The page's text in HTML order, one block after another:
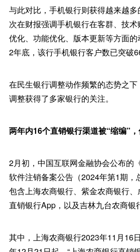
与此对比，手机银行则获得越来越
次在财报强调手机银行在客群、技
优化、功能优化、版本更新等方面
2年底，该行手机银行客户数已突破
在民生银行调整动作频繁的态势之
调整获得了多家银行的关注。
两年内16个直销银行渠道被“缩编”
2月初，中国互联网金融协会公布的
软件注销备案公告（2024年第1期，
包含上海农商银行、紫金农商银行
直销银行App，以及吉林九台农商银
其中，上海农商银行2023年11月16